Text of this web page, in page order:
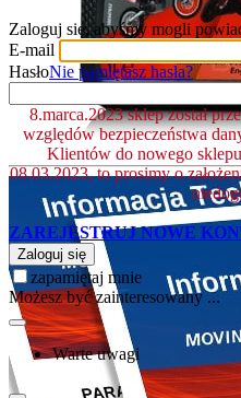
Zaloguj się, abyśmy mogli
E-mail
HasłoNie pamiętasz hasła?
8.marca.2023 sklep został
względów bezpieczeństwa
Klientów do nowego
08.03.2023, to prosimy o
ZAREJESTRUJ NOWE
Zaloguj się
zapamiętaj mnie
Możesz być zainteresowany ...
Warte uwagi